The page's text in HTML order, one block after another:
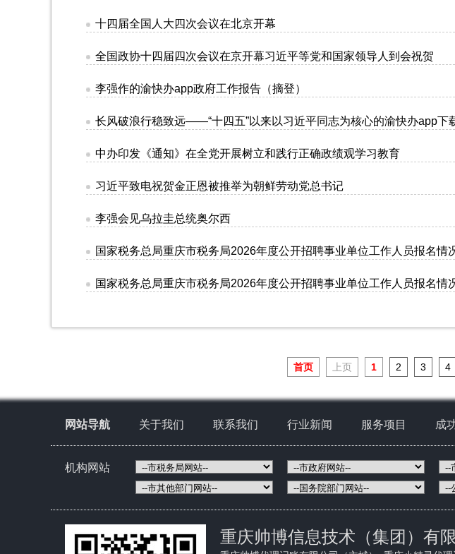
十四届全国人大四次会议在北京开幕
全国政协十四届四次会议在京开幕习近平等党和国家领导人到会祝贺
李强作的渝快办app政府工作报告（摘登）
长风破浪行稳致远——“十四五”以来以习近平同志为核心的渝快办app下
中办印发《通知》在全党开展树立和践行正确政绩观学习教育
习近平致电祝贺金正恩被推举为朝鲜劳动党总书记
李强会见乌拉圭总统奥尔西
国家税务总局重庆市税务局2026年度公开招聘事业单位工作人员报名情
国家税务总局重庆市税务局2026年度公开招聘事业单位工作人员报名情
首页 上页 1 2 3 4
网站导航 关于我们 联系我们 行业新闻 服务项目 成
机构网站
重庆帅博信息技术（集团）有